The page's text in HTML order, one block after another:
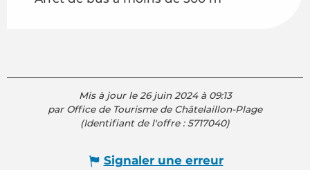
Mis à jour le 26 juin 2024 à 09:13
par Office de Tourisme de Châtelaillon-Plage
(Identifiant de l'offre :5717040)
Signaler une erreur